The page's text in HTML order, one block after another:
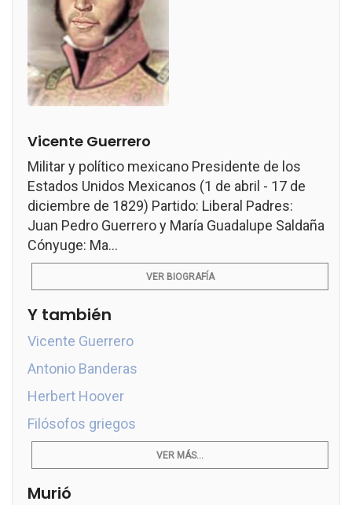
Vicente Guerrero
Militar y político mexicano Presidente de los
Estados Unidos Mexicanos (1 de abril - 17 de
diciembre de 1829) Partido: Liberal Padres:
Juan Pedro Guerrero y María Guadalupe Saldaña
Cónyuge: Ma...
VER BIOGRAFÍA
Y también
Vicente Guerrero
Antonio Banderas
Herbert Hoover
Filósofos griegos
VER MÁS...
Murió